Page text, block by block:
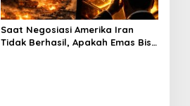
Saat Negosiasi Amerika Iran
Tidak Berhasil, Apakah Emas Bisa